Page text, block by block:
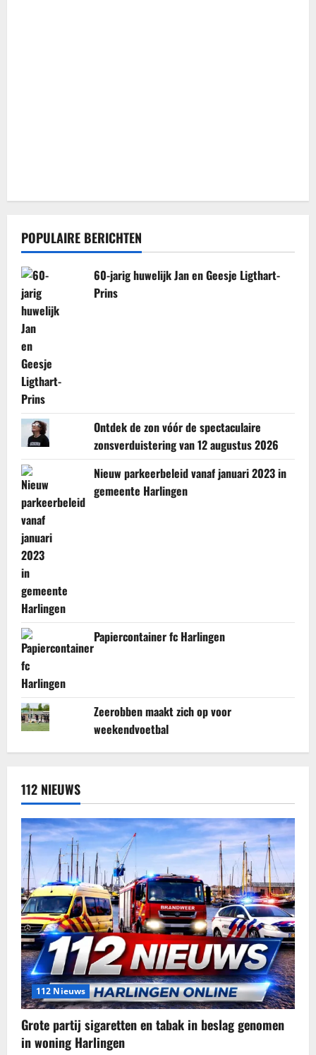
POPULAIRE BERICHTEN
60-jarig huwelijk Jan en Geesje Ligthart-
Prins
Ontdek de zon vóór de spectaculaire
zonsverduistering van 12 augustus 2026
Nieuw parkeerbeleid vanaf januari 2023 in
gemeente Harlingen
Papiercontainer fc Harlingen
Zeerobben maakt zich op voor
weekendvoetbal
112 NIEUWS
112 Nieuws
Grote partij sigaretten en tabak in beslag genomen
in woning Harlingen